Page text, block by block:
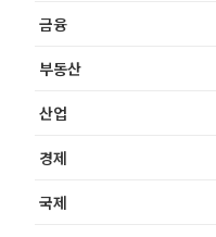
금융
부동산
산업
경제
국제